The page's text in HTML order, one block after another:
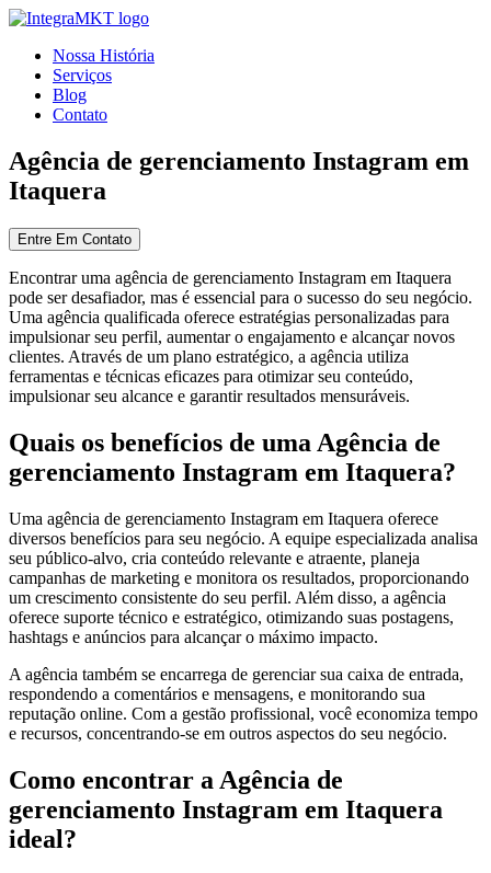
Nossa História
Serviços
Blog
Contato
Agência de gerenciamento Instagram em
Itaquera
Entre Em Contato
Encontrar uma agência de gerenciamento Instagram em Itaquera
pode ser desafiador, mas é essencial para o sucesso do seu negócio.
Uma agência qualificada oferece estratégias personalizadas para
impulsionar seu perfil, aumentar o engajamento e alcançar novos
clientes. Através de um plano estratégico, a agência utiliza
ferramentas e técnicas eficazes para otimizar seu conteúdo,
impulsionar seu alcance e garantir resultados mensuráveis.
Quais os benefícios de uma Agência de
gerenciamento Instagram em Itaquera?
Uma agência de gerenciamento Instagram em Itaquera oferece
diversos benefícios para seu negócio. A equipe especializada analisa
seu público-alvo, cria conteúdo relevante e atraente, planeja
campanhas de marketing e monitora os resultados, proporcionando
um crescimento consistente do seu perfil. Além disso, a agência
oferece suporte técnico e estratégico, otimizando suas postagens,
hashtags e anúncios para alcançar o máximo impacto.
A agência também se encarrega de gerenciar sua caixa de entrada,
respondendo a comentários e mensagens, e monitorando sua
reputação online. Com a gestão profissional, você economiza tempo
e recursos, concentrando-se em outros aspectos do seu negócio.
Como encontrar a Agência de
gerenciamento Instagram em Itaquera
ideal?